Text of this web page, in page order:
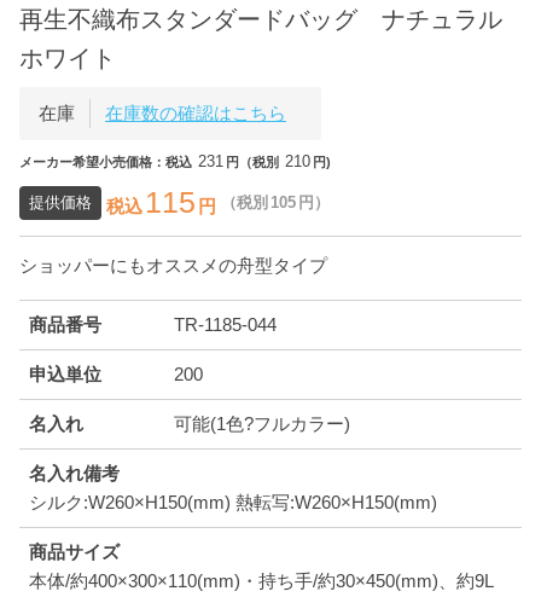
再生不織布スタンダードバッグ ナチュラル
ホワイト
在庫 在庫数の確認はこちら
メーカー希望小売価格：税込 231 円（税別 210 円)
提供価格 税込 115 円 （税別 105 円）
ショッパーにもオススメの舟型タイプ
商品番号 TR-1185-044
申込単位 200
名入れ 可能(1色?フルカラー)
名入れ備考
シルク:W260×H150(mm) 熱転写:W260×H150(mm)
商品サイズ
本体/約400×300×110(mm)・持ち手/約30×450(mm)、約9L